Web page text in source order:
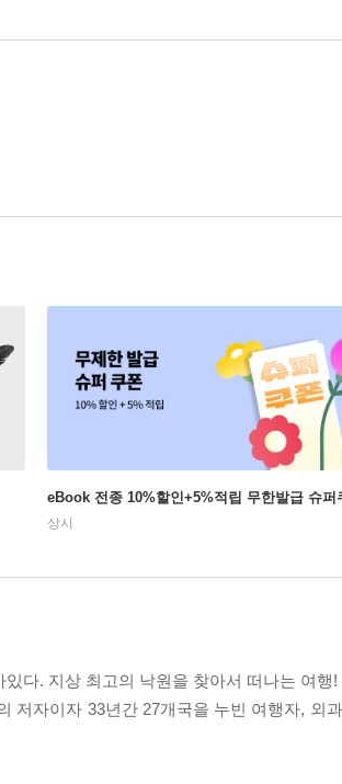
eBook 전종 10%할인+5%적립 무한발급 슈퍼
상시
다. 지상 최고의 낙원을 찾아서 떠나는 여행!
저자이자 33년간 27개국을 누빈 여행자, 외